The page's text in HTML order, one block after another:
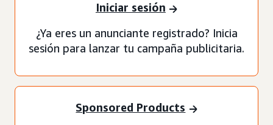
Iniciar sesión
¿Ya eres un anunciante registrado? Inicia
sesión para lanzar tu campaña publicitaria.
Sponsored Products